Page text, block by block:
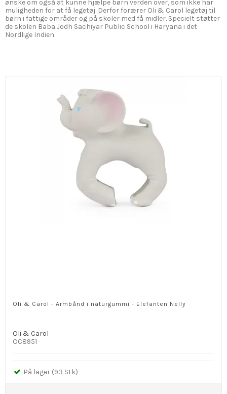
ønske om også at kunne hjælpe børn verden over, som ikke har
muligheden for at få legetøj. Derfor forærer Oli & Carol legetøj til
børn i fattige områder og på skoler med få midler. Specielt støtter
de skolen Baba Jodh Sachiyar Public School i Haryana i det
Nordlige Indien.
Oli & Carol - Armbånd i naturgummi - Elefanten Nelly
Oli & Carol
OC8951
På lager (93 Stk)